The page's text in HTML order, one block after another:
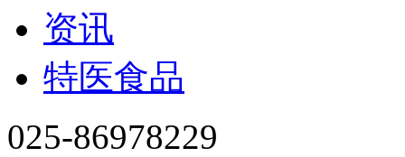
资讯
特医食品
025-86978229